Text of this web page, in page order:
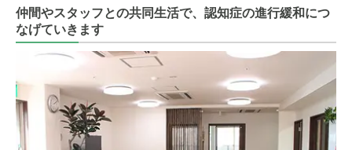
仲間やスタッフとの共同生活で、認知症の進行緩和につ
なげていきます